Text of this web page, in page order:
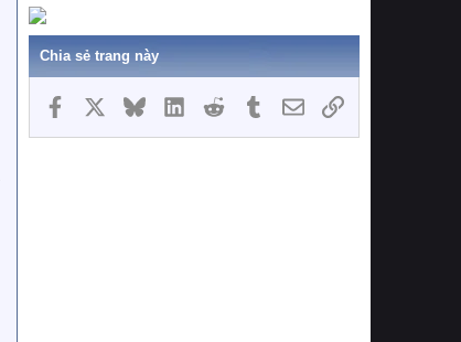
Chia sẻ trang này
Facebook BlueskyLinkedInReddit TumblrEmailLink